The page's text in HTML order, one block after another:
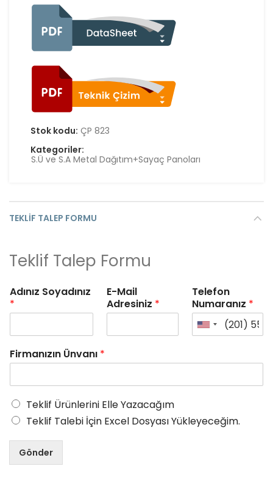
Stok kodu: ÇP 823
Kategoriler:
S.Ü ve S.A Metal Dağıtım+Sayaç Panoları
TEKLIF TALEP FORMU
Teklif Talep Formu
Adınız Soyadınız
*
E-Mail
Adresiniz *
Telefon
Numaranız *
Firmanızın Ünvanı *
Teklif Ürünlerini Elle Yazacağım
Teklif Talebi İçin Excel Dosyası Yükleyeceğim.
Gönder